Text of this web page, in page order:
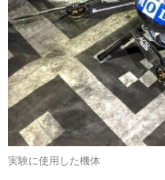
実験に使用した機体